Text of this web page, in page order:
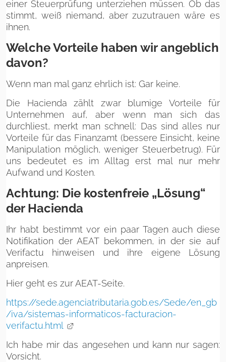
einer Steuerprüfung unterziehen müssen. Ob das
stimmt, weiß niemand, aber zuzutrauen wäre es
ihnen.
Welche Vorteile haben wir angeblich
davon?
Wenn man mal ganz ehrlich ist: Gar keine.
Die Hacienda zählt zwar blumige Vorteile für
Unternehmen auf, aber wenn man sich das
durchliest, merkt man schnell: Das sind alles nur
Vorteile für das Finanzamt (bessere Einsicht, keine
Manipulation möglich, weniger Steuerbetrug). Für
uns bedeutet es im Alltag erst mal nur mehr
Aufwand und Kosten.
Achtung: Die kostenfreie „Lösung“
der Hacienda
Ihr habt bestimmt vor ein paar Tagen auch diese
Notifikation der AEAT bekommen, in der sie auf
Verifactu hinweisen und ihre eigene Lösung
anpreisen.
Hier geht es zur AEAT-Seite.
https://sede.agenciatributaria.gob.es/Sede/en_gb
/iva/sistemas-informaticos-facturacion-
verifactu.html
Ich habe mir das angesehen und kann nur sagen:
Vorsicht.